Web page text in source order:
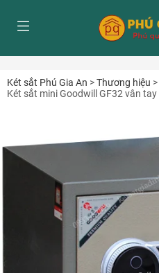
Két sắt Phú Gia An >Thương hiệu >
Két sắt mini Goodwill GF32 vân tay